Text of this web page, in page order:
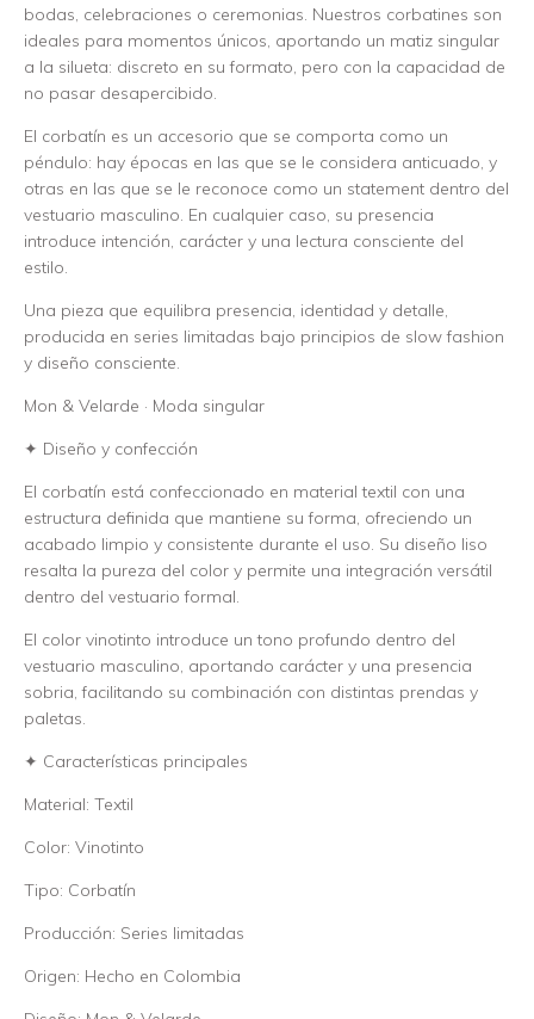
bodas, celebraciones o ceremonias. Nuestros corbatines son
ideales para momentos únicos, aportando un matiz singular
a la silueta: discreto en su formato, pero con la capacidad de
no pasar desapercibido.
El corbatín es un accesorio que se comporta como un
péndulo: hay épocas en las que se le considera anticuado, y
otras en las que se le reconoce como un statement dentro del
vestuario masculino. En cualquier caso, su presencia
introduce intención, carácter y una lectura consciente del
estilo.
Una pieza que equilibra presencia, identidad y detalle,
producida en series limitadas bajo principios de slow fashion
y diseño consciente.
Mon & Velarde · Moda singular
✦ Diseño y confección
El corbatín está confeccionado en material textil con una
estructura definida que mantiene su forma, ofreciendo un
acabado limpio y consistente durante el uso. Su diseño liso
resalta la pureza del color y permite una integración versátil
dentro del vestuario formal.
El color vinotinto introduce un tono profundo dentro del
vestuario masculino, aportando carácter y una presencia
sobria, facilitando su combinación con distintas prendas y
paletas.
✦ Características principales
Material: Textil
Color: Vinotinto
Tipo: Corbatín
Producción: Series limitadas
Origen: Hecho en Colombia